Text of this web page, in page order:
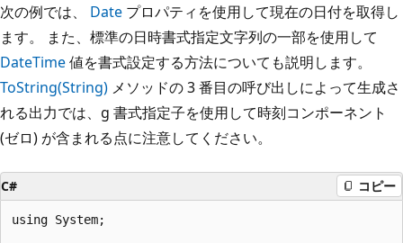
次の例では、 Date プロパティを使用して現在の日付を取得し
ます。 また、標準の日時書式指定文字列の一部を使用して
DateTime値を書式設定する方法についても説明します。
ToString(String) メソッドの 3 番目の呼び出しによって生成さ
れる出力では、g 書式指定子を使用して時刻コンポーネント
(ゼロ) が含まれる点に注意してください。
C# コピー
using System;